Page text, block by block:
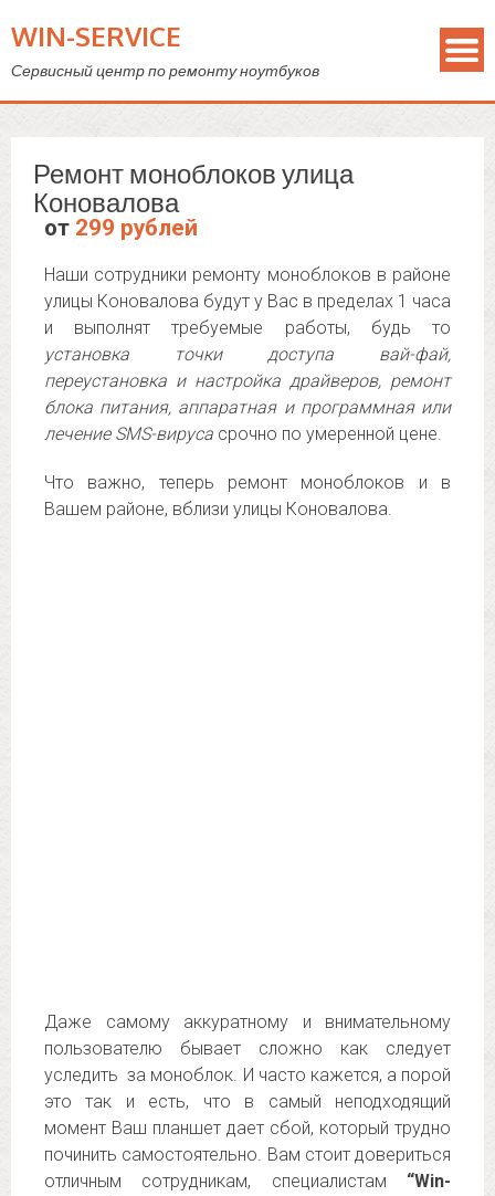
WIN-SERVICE
Сервисный центр по ремонту ноутбуков
Ремонт моноблоков улица
Коновалова
от 299 рублей
Наши сотрудники ремонту моноблоков в районе
улицы Коновалова будут у Вас в пределах 1 часа
и выполнят требуемые работы, будь то
установка точки доступа вай-фай,
переустановка и настройка драйверов, ремонт
блока питания, аппаратная и программная или
лечение SMS-вируса срочно по умеренной цене.
Что важно, теперь ремонт моноблоков и в
Вашем районе, вблизи улицы Коновалова.
Даже самому аккуратному и внимательному
пользователю бывает сложно как следует
уследить за моноблок. И часто кажется, а порой
это так и есть, что в самый неподходящий
момент Ваш планшет дает сбой, который трудно
починить самостоятельно. Вам стоит довериться
отличным сотрудникам, специалистам “Win-